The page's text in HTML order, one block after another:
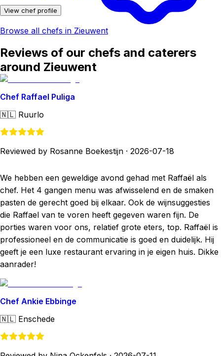
View chef profile
Browse all chefs in Zieuwent
Reviews of our chefs and caterers
around Zieuwent
Chef Raffael Puliga
🇳🇱 Ruurlo
Reviewed by Rosanne Boekestijn · 2026-07-18
We hebben een geweldige avond gehad met Raffaël als
chef. Het 4 gangen menu was afwisselend en de smaken
pasten de gerecht goed bij elkaar. Ook de wijnsuggesties
die Raffael van te voren heeft gegeven waren fijn. De
porties waren voor ons, relatief grote eters, top. Raffaël is
professioneel en de communicatie is goed en duidelijk. Hij
geeft je een luxe restaurant ervaring in je eigen huis. Dikke
aanrader!
Chef Ankie Ebbinge
🇳🇱 Enschede